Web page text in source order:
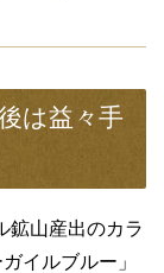
は益々手
鉱山産出のカラ
イルブルー」